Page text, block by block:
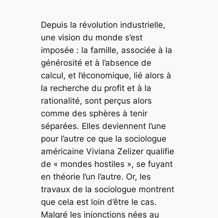
Depuis la révolution industrielle,
une vision du monde s’est
imposée : la famille, associée à la
générosité et à l’absence de
calcul, et l’économique, lié alors à
la recherche du profit et à la
rationalité, sont perçus alors
comme des sphères à tenir
séparées. Elles deviennent l’une
pour l’autre ce que la sociologue
américaine Viviana Zelizer qualifie
de « mondes hostiles », se fuyant
en théorie l’un l’autre. Or, les
travaux de la sociologue montrent
que cela est loin d’être le cas.
Malgré les injonctions nées au